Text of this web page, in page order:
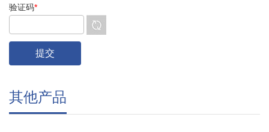
验证码*
其他产品